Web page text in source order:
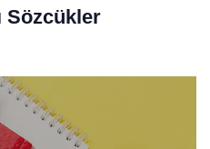
Sözcükler